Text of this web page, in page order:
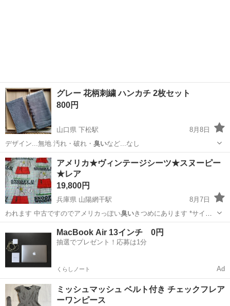
グレー 花柄刺繍 ハンカチ 2枚セット
800円
山口県 下松駅
8月8日
デザイン...無地 汚れ・破れ・ 臭いなど...なし
山口 下松市 下松駅 小物
アメリカ★ヴィンテージシーツ★スヌーピー
★レア
19,800円
兵庫県 山陽網干駅
8月7日
われます 中古ですのでアメリカっぽい臭いきつめにあります *サイ
ズ。。。… 姫路市 山陽網干駅 その他 スヌーピー
MacBook Air 13インチ 0円
抽選でプレゼント！応募は1分
くらしノート Ad
ミッシュマッシュ ベルト付き チェックフレア
ーワンピース